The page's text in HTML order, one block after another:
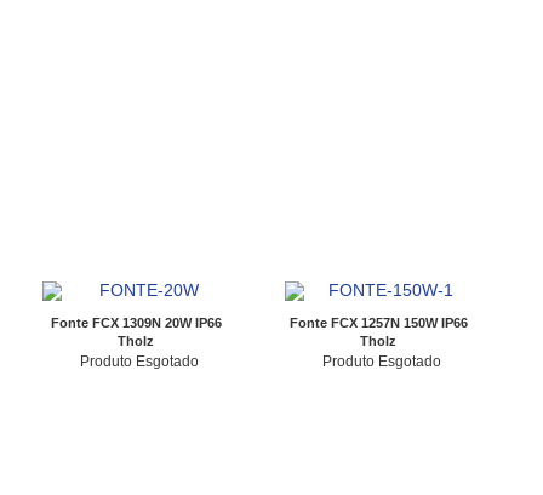
Fonte FCX 1309N 20W IP66
Tholz
Produto Esgotado
Fonte FCX 1257N 150W IP66
Tholz
Produto Esgotado